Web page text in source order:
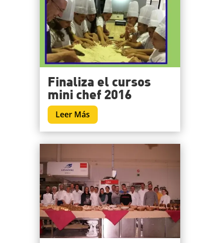
Finaliza el cursos
mini chef 2016
Leer Más